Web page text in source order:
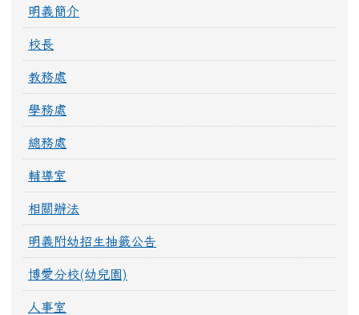
明義簡介
校長
教務處
學務處
總務處
輔導室
相關辦法
明義附幼招生抽籤公告
博愛分校(幼兒園)
人事室